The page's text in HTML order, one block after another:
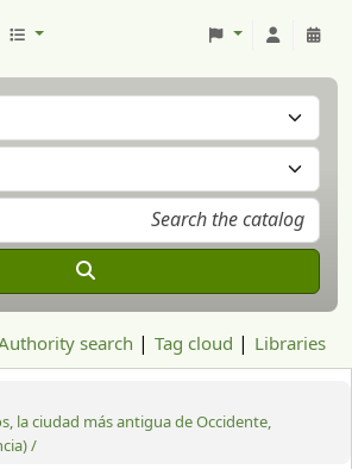
search Tag cloud Libraries
la ciudad más antigua de Occidente,
/